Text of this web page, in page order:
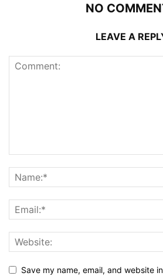
NO
LEAVE A
Save my name, email, and website